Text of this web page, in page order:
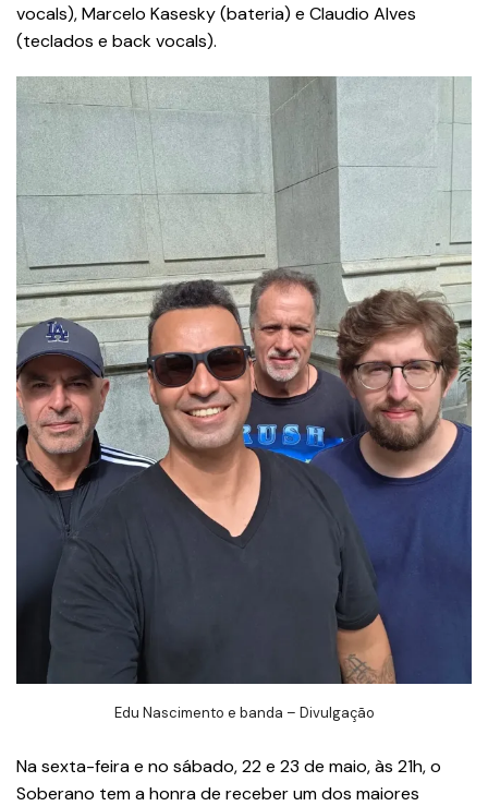
vocals), Marcelo Kasesky (bateria) e Claudio Alves
(teclados e back vocals).
Edu Nascimento e banda – Divulgação
Na sexta-feira e no sábado, 22 e 23 de maio, às 21h, o
Soberano tem a honra de receber um dos maiores